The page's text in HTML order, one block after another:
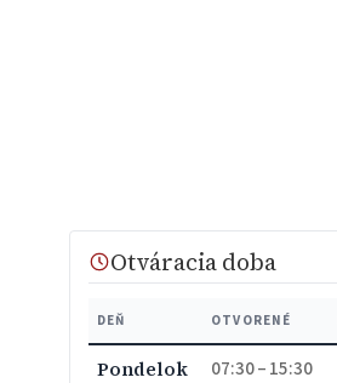
Otváracia doba
DEŇ OTVORENÉ
Pondelok 07:30 – 15:30